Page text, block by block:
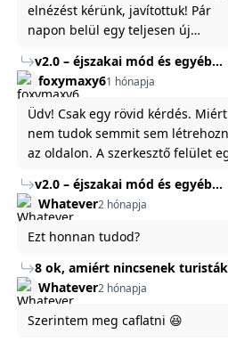
elnézést kérünk, javítottuk! Pár
napon belül egy teljesen új
weboldal legújabb, 3.0-ás
és vélhetően ez zavart be
baráti megjegyzés: ha nem fontos
és tud várni néhány napot a
tartalom, amit készíteni
szeretnél, inkább várj néhány
mert ég és föld lesz a különbség a
jelenlegi rendszer és az új között -
legfőképpen egyébként épp
tartalomkészítési szempontból! :)
v2.0 – éjszakai mód és egyéb
fejlesztések
foxymaxy61 hónapja
Üdv! Csak egy rövid kérdés. Miért
nem tudok semmit sem
az oldalon. A szerkesztő felület
Köszönöm ha válaszoltok.
v2.0 – éjszakai mód és egyéb
fejlesztések
Whatever2 hónapja
Ezt honnan tudod?
8 ok, amiért nincsenek turisták
Törökország Fekete-tenger felőli
partján
Whatever2 hónapja
Szerintem meg caflatni 😆